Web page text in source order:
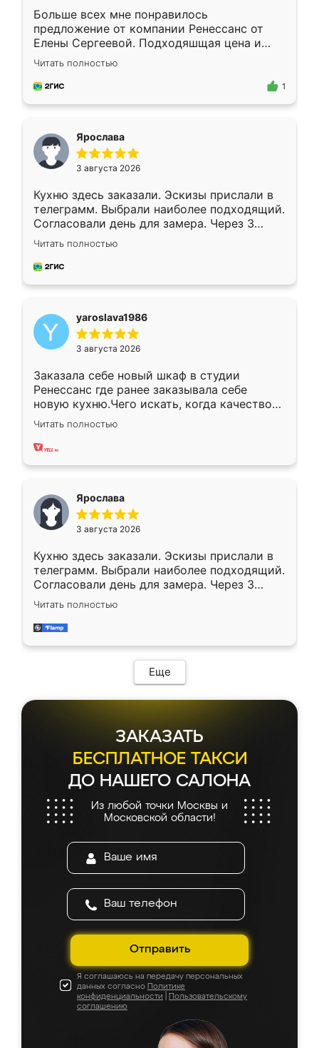
Больше всех мне понравилось
предложение от компании Ренессанс от
Елены Сергеевой. Подходяшщая цена и
короткие сроки изготовления. Приехавший
для замера сотрудник Владислав
предложил по моему эскизу самый
Читать полностью
1
Ярослава
3 августа 2026
Кухню здесь заказали. Эскизы прислали в
телеграмм. Выбрали наиболее подходящий.
Согласовали день для замера. Через 3
недели кухня была уже готова. Остались
довольны работой. Спасибо Ренессанс
мебель за качественную работу!
Читать полностью
yaroslava1986
3 августа 2026
Заказала себе новый шкаф в студии
Ренессанс где ранее заказывала себе
новую кухню.Чего искать, когда качеством
вполне довольна. Служит кухня уже почти
два года, нареканий нет.
Читать полностью
Ярослава
3 августа 2026
Кухню здесь заказали. Эскизы прислали в
телеграмм. Выбрали наиболее подходящий.
Согласовали день для замера. Через 3
недели кухня была уже готова. Остались
довольны работой. Спасибо Ренессанс
мебель за качественную работу!
Читать полностью
Еще
ЗАКАЗАТЬ
БЕСПЛАТНОЕ ТАКСИ
ДО НАШЕГО САЛОНА
Из любой точки Москвы и
Московской области!
Отправить
Я соглашаюсь на передачу персональных
данных согласно Политике
конфиденциальности
Пользовательскому
соглашению